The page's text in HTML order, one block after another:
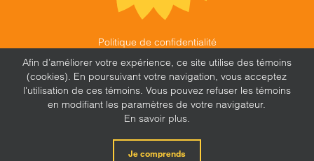
Politique de confidentialité
©
CUISINE SOLEIL 2026 |
FEU FOLLET - DESIGN •
WEB • MARKETING
X Facebook
Afin d’améliorer votre expérience, ce site utilise des témoins
(cookies). En poursuivant votre navigation, vous acceptez
l'utilisation de ces témoins. Vous pouvez refuser les témoins
en modifiant les paramètres de votre navigateur.
En savoir plus.
Je comprends